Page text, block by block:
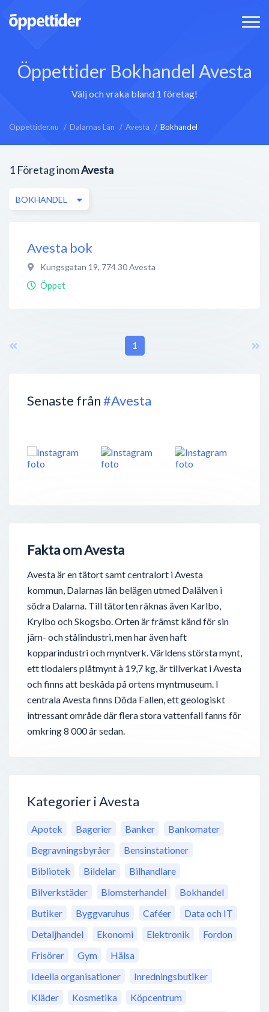
Öppettider Bokhandel Avesta
Välj och vraka bland 1 företag!
Öppettider.nu Dalarnas Län Avesta Bokhandel
Senaste från#Avesta
Fakta om Avesta
Avesta är en tätort samt centralort i Avesta
kommun, Dalarnas län belägen utmed Dalälven i
södra Dalarna. Till tätorten räknas även Karlbo,
Krylbo och Skogsbo. Orten är främst känd för sin
järn- och stålindustri, men har även haft
kopparindustri och myntverk. Världens största mynt,
ett tiodalers plåtmynt à 19,7 kg, är tillverkat i Avesta
och finns att beskåda på ortens myntmuseum. I
centrala Avesta finns Döda Fallen, ett geologiskt
intressant område där flera stora vattenfall fanns för
omkring 8 000 år sedan.
Kategorier i Avesta
Apotek Bagerier Banker
Bankomater
Begravningsbyråer
Bensinstationer
Bibliotek
Bildelar
Bilhandlare
Bilverkstäder
Blomsterhandel
Bokhandel
Butiker
Byggvaruhus Caféer
Data och IT
Detaljhandel
Ekonomi Elektronik
Fordon
Frisörer
Gym
Hälsa
Ideella organisationer
Inredningsbutiker
Kläder
Kosmetika
Köpcentrum
1 Företag inomAvesta
BOKHANDEL
Avesta bok
Kungsgatan 19, 774 30Avesta
Öppet
1